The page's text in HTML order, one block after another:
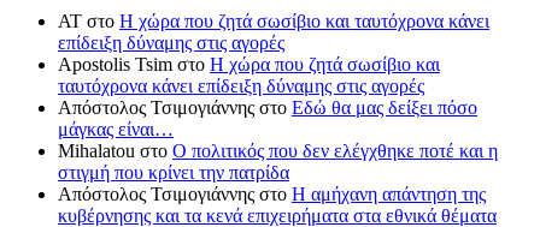
ΑΤ στο Η χώρα που ζητά σωσίβιο και ταυτόχρονα κάνει
επίδειξη δύναμης στις αγορές
Apostolis Tsim στο Η χώρα που ζητά σωσίβιο και
ταυτόχρονα κάνει επίδειξη δύναμης στις αγορές
Απόστολος Τσιμογιάννης στο Εδώ θα μας δείξει πόσο
μάγκας είναι…
Mihalatou στο Ο πολιτικός που δεν ελέγχθηκε ποτέ και η
στιγμή που κρίνει την πατρίδα
Απόστολος Τσιμογιάννης στο Η αμήχανη απάντηση της
κυβέρνησης και τα κενά επιχειρήματα στα εθνικά θέματα